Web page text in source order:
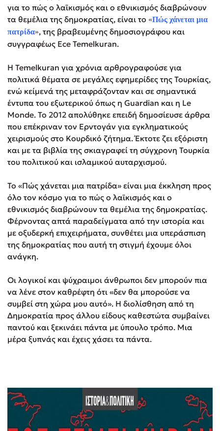
για το πώς ο λαϊκισμός και ο εθνικισμός διαβρώνουν
τα θεμέλια της δημοκρατίας, είναι το «Πώς χάνεται μια
πατρίδα», της βραβευμένης δημοσιογράφου και
συγγραφέως Ece Temelkuran.
Η Temelkuran για χρόνια αρθρογραφούσε για
πολιτικά θέματα σε μεγάλες εφημερίδες της Τουρκίας,
ενώ κείμενά της μεταφράζονταν και σε σημαντικά
έντυπα του εξωτερικού όπως η Guardian και η Le
Monde. Το 2012 απολύθηκε επειδή δημοσίευσε άρθρα
που επέκριναν τον Ερντογάν για εγκληματικούς
χειρισμούς στο Κουρδικό ζήτημα. Έκτοτε ζει εξόριστη
και με τα βιβλία της σκιαγραφεί τη σύγχρονη Τουρκία
του πολιτικού και ισλαμικού αυταρχισμού.
Το «Πώς χάνεται μια πατρίδα» είναι μια έκκληση προς
όλο τον κόσμο για το πώς ο λαϊκισμός και ο
εθνικισμός διαβρώνουν τα θεμέλια της δημοκρατίας.
Φέρνοντας απτά παραδείγματα από την ιστορία και
με οξυδερκή επιχειρήματα, συνθέτει μια υπεράσπιση
της δημοκρατίας που αυτή τη στιγμή έχουμε όλοι
ανάγκη.
Οι λογικοί και ψύχραιμοι άνθρωποι δεν μπορούν πια
να λένε στον καθρέφτη ότι «δεν θα μπορούσε να
συμβεί στη χώρα μου αυτό». Η διολίσθηση από τη
Δημοκρατία προς άλλου είδους καθεστώτα συμβαίνει
παντού και ξεκινάει πάντα με ύπουλο τρόπο. Μια
μέρα ξυπνάς και έχεις χάσει τα πάντα.